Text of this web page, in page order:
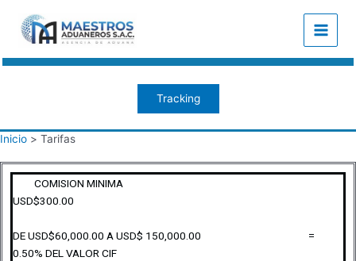
contenido
Main
Menu
Tracking
Inicio Tarifas
COMISION MINIMA
USD$300.00
DE USD$60,000.00 A USD$ 150,000.00 =
0.50% DEL VALOR CIF